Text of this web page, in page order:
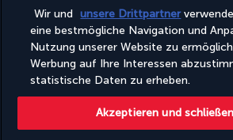
Besichtigungsvorschläge: Kreuzfahrt auf
klarem Wetter einen außergewöhnlichen
bietet. Seilbahn nach Owakudani, einem
für seine Fumarolen und in
schwarzen Eier bekannt ist. Hakone
moderne Skulpturen und natürliche
Mittagessen nicht inbegriffen.
Wir und unsere Drittpartner
eine bestmögliche Navigation und
Nutzung unserer Website zu
Werbung auf Ihre Interessen
statistische Daten zu erheben.
Akzeptieren und schließen